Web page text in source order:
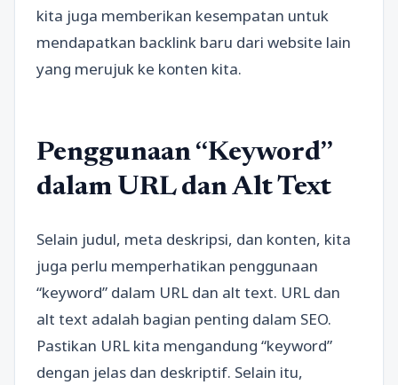
kita juga memberikan kesempatan untuk
mendapatkan backlink baru dari website lain
yang merujuk ke konten kita.
Penggunaan “Keyword”
dalam URL dan Alt Text
Selain judul, meta deskripsi, dan konten, kita
juga perlu memperhatikan penggunaan
“keyword” dalam URL dan alt text. URL dan
alt text adalah bagian penting dalam SEO.
Pastikan URL kita mengandung “keyword”
dengan jelas dan deskriptif. Selain itu,